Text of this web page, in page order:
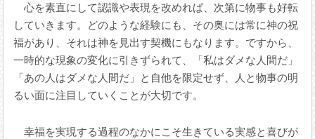
心を素直にして認識や表現を改めれば、次第に物事も好転
していきます。どのような経験にも、その奥には常に神の祝
福があり、それは神を見出す契機にもなります。ですから、
一時的な現象の変化に引きずられて、「私はダメな人間だ」
「あの人はダメな人間だ」と自他を限定せず、人と物事の明
るい面に注目していくことが大切です。
幸福を実現する過程のなかにこそ生きている実感と喜びが